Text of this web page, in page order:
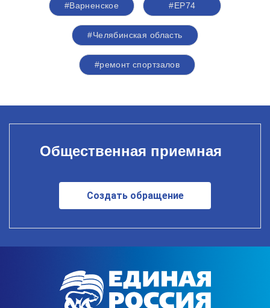
#Варненское #ЕР74
#Челябинская область
#ремонт спортзалов
Общественная приемная
Создать обращение